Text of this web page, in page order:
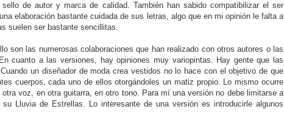
sello de autor y marca de calidad. También han sabido compatibilizar el ser
elaboración bastante cuidada de sus letras, algo que en mi opinión le falta a
suelen ser bastante sencillitas.
son las numerosas colaboraciones que han realizado con otros autores o las
cuanto a las versiones, hay opiniones muy variopintas. Hay gente que las
un diseñador de moda crea vestidos no lo hace con el objetivo de que
cuerpos, cada uno de ellos otorgándoles un matiz propio. Lo mismo ocurre
voz, en otra guitarra, en otro tono. Para mí una versión no debe limitarse a
Lluvia de Estrellas. Lo interesante de una versión es introducirle algunos